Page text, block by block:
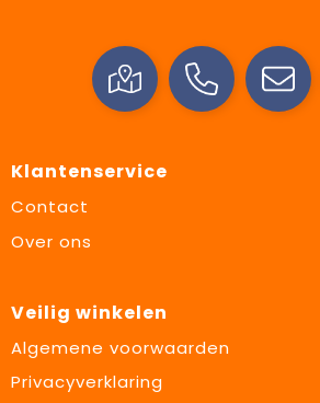
Klantenservice
Contact
Over ons
Veilig winkelen
Algemene voorwaarden
Privacyverklaring